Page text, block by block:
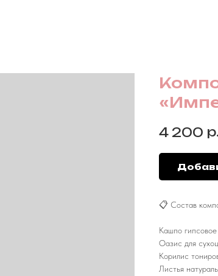
4 200 р.
📋 Состав
Кашпо
Оазис для
Корилис
Листья